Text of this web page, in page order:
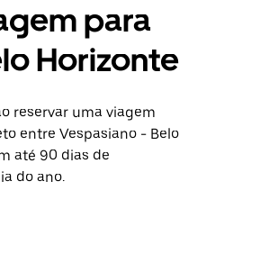
para
Horizonte
reservar uma viagem
entre Vespasiano - Belo
até 90 dias de
do ano.